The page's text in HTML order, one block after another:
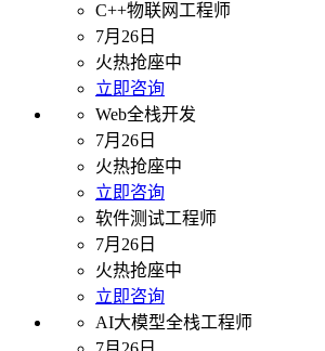
C++物联网工程师
7月26日
火热抢座中
立即咨询
Web全栈开发
7月26日
火热抢座中
立即咨询
软件测试工程师
7月26日
火热抢座中
立即咨询
AI大模型全栈工程师